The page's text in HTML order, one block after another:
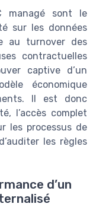
managé sont le
sur les données
au turnover des
contractuelles
captive d’un
économique
Il est donc
l’accès complet
les processus de
les règles
d’un